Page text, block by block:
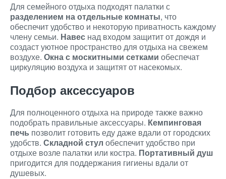
Для семейного отдыха подходят палатки с
разделением на отдельные комнаты, что
обеспечит удобство и некоторую приватность каждому
члену семьи. Навес над входом защитит от дождя и
создаст уютное пространство для отдыха на свежем
воздухе. Окна с москитными сетками обеспечат
циркуляцию воздуха и защитят от насекомых.
Подбор аксессуаров
Для полноценного отдыха на природе также важно
подобрать правильные аксессуары. Кемпинговая
печь позволит готовить еду даже вдали от городских
удобств. Складной стул обеспечит удобство при
отдыхе возле палатки или костра. Портативный душ
пригодится для поддержания гигиены вдали от
душевых.